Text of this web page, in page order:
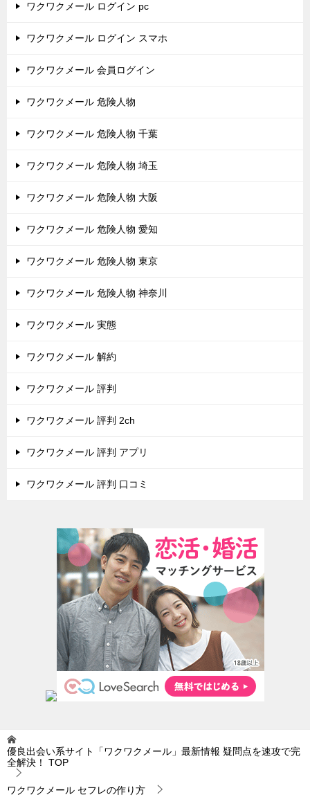
ワクワクメール ログイン pc
ワクワクメール ログイン スマホ
ワクワクメール 会員ログイン
ワクワクメール 危険人物
ワクワクメール 危険人物 千葉
ワクワクメール 危険人物 埼玉
ワクワクメール 危険人物 大阪
ワクワクメール 危険人物 愛知
ワクワクメール 危険人物 東京
ワクワクメール 危険人物 神奈川
ワクワクメール 実態
ワクワクメール 解約
ワクワクメール 評判
ワクワクメール 評判 2ch
ワクワクメール 評判 アプリ
ワクワクメール 評判 口コミ
優良出会い系サイト「ワクワクメール」最新情報 疑問点を速攻で完
全解決！
TOP
ワクワクメール セフレの作り方